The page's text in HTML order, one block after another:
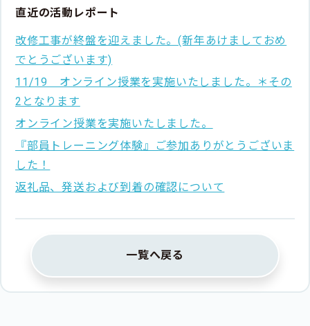
直近の活動レポート
改修工事が終盤を迎えました。(新年あけましておめ
でとうございます)
11/19 オンライン授業を実施いたしました。＊その
2となります
オンライン授業を実施いたしました。
『部員トレーニング体験』ご参加ありがとうございま
した！
返礼品、発送および到着の確認について
一覧へ戻る